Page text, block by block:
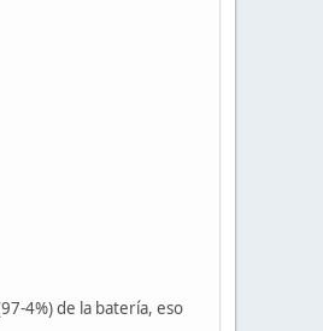
4%) de la batería, eso